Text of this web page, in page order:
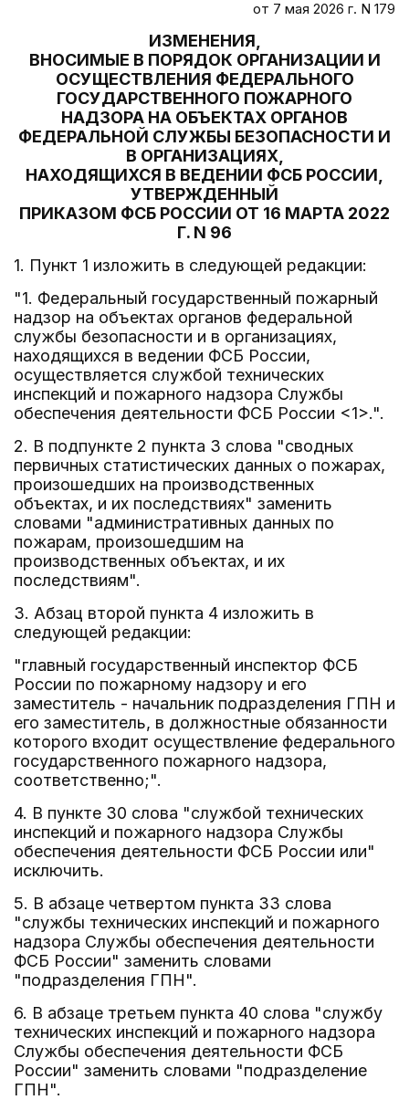
от 7 мая 2026 г. N 179
ИЗМЕНЕНИЯ,
ВНОСИМЫЕ В ПОРЯДОК ОРГАНИЗАЦИИ И
ОСУЩЕСТВЛЕНИЯ ФЕДЕРАЛЬНОГО
ГОСУДАРСТВЕННОГО ПОЖАРНОГО
НАДЗОРА НА ОБЪЕКТАХ ОРГАНОВ
ФЕДЕРАЛЬНОЙ СЛУЖБЫ БЕЗОПАСНОСТИ И
В ОРГАНИЗАЦИЯХ,
НАХОДЯЩИХСЯ В ВЕДЕНИИ ФСБ РОССИИ,
УТВЕРЖДЕННЫЙ
ПРИКАЗОМ ФСБ РОССИИ ОТ 16 МАРТА 2022
Г. N 96
1. Пункт 1 изложить в следующей редакции:
"1. Федеральный государственный пожарный
надзор на объектах органов федеральной
службы безопасности и в организациях,
находящихся в ведении ФСБ России,
осуществляется службой технических
инспекций и пожарного надзора Службы
обеспечения деятельности ФСБ России <1>.".
2. В подпункте 2 пункта 3 слова "сводных
первичных статистических данных о пожарах,
произошедших на производственных
объектах, и их последствиях" заменить
словами "административных данных по
пожарам, произошедшим на
производственных объектах, и их
последствиям".
3. Абзац второй пункта 4 изложить в
следующей редакции:
"главный государственный инспектор ФСБ
России по пожарному надзору и его
заместитель - начальник подразделения ГПН и
его заместитель, в должностные обязанности
которого входит осуществление федерального
государственного пожарного надзора,
соответственно;".
4. В пункте 30 слова "службой технических
инспекций и пожарного надзора Службы
обеспечения деятельности ФСБ России или"
исключить.
5. В абзаце четвертом пункта 33 слова
"службы технических инспекций и пожарного
надзора Службы обеспечения деятельности
ФСБ России" заменить словами
"подразделения ГПН".
6. В абзаце третьем пункта 40 слова "службу
технических инспекций и пожарного надзора
Службы обеспечения деятельности ФСБ
России" заменить словами "подразделение
ГПН".